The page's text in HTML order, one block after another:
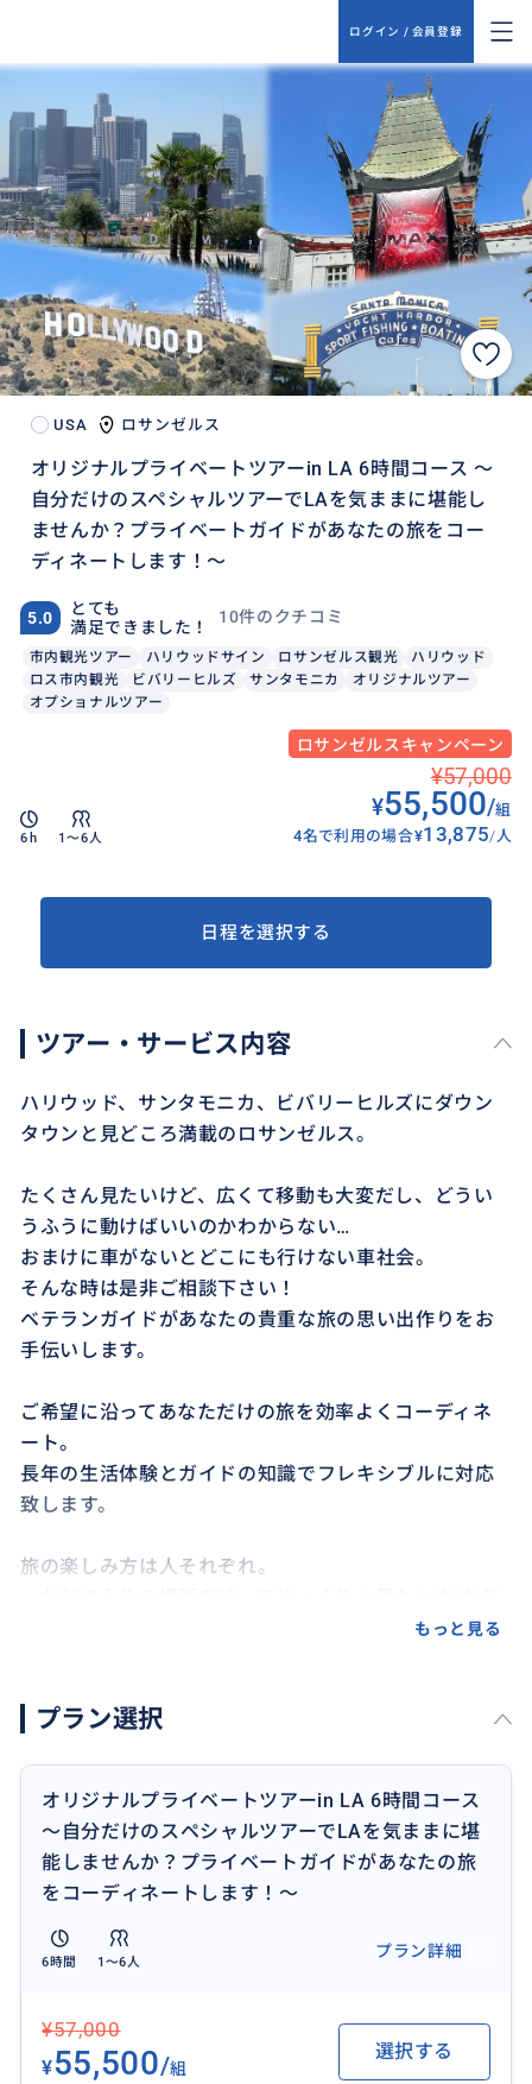
ログイン / 会員登録
USA ロサンゼルス
オリジナルプライベートツアーin LA 6時間コース 〜
自分だけのスペシャルツアーでLAを気ままに堪能し
ませんか？プライベートガイドがあなたの旅をコー
ディネートします！〜
5.0
とても
満足できました！
10件のクチコミ
市内観光ツアー ハリウッドサイン ロサンゼルス観光
ハリウッド
ロス市内観光
ビバリーヒルズ サンタモニカ
オリジナルツアー
オプショナルツアー
ロサンゼルスキャンペーン
6h 1〜6人
¥57,000
¥55,500/組
4名で利用の場合¥13,875/人
日程を選択する
ツアー・サービス内容
ハリウッド、サンタモニカ、ビバリーヒルズにダウン
タウンと見どころ満載のロサンゼルス。
たくさん見たいけど、広くて移動も大変だし、どうい
うふうに動けばいいのかわからない…
おまけに車がないとどこにも行けない車社会。
そんな時は是非ご相談下さい！
ベテランガイドがあなたの貴重な旅の思い出作りをお
手伝いします。
ご希望に沿ってあなただけの旅を効率よくコーディネ
ート。
長年の生活体験とガイドの知識でフレキシブルに対応
致します。
旅の楽しみ方は人それぞれ。
に入りのハリウッドをいろいろ知りたい、見たい)
・なるべくいろんな所に行きたい方(個々に時間をかけ
らPINK‘s、In-N-Outまで人気のお店を味わいたい)
・日本にはないお土産を手に入れたい方(Trader Jo
e's、Whole Foods、LALALANDなど)
・お子様連れの方(お客様のペースに合わせて)
・新婚さん(映えスポットなど中心に) などなど
・自分ではよくわからないけど、有意義に過ごしたと
プライベートツアーの魅力は、何といってもフレキシブ
もっと見る
プラン選択
オリジナルプライベートツアーin LA 6時間コース
〜自分だけのスペシャルツアーでLAを気ままに堪
能しませんか？プライベートガイドがあなたの旅
をコーディネートします！〜
6時間 1〜6人
プラン詳細
¥57,000
¥55,500/組
選択する